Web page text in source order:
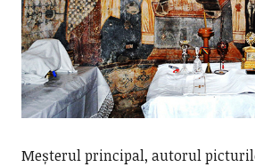
Meșterul principal, autorul